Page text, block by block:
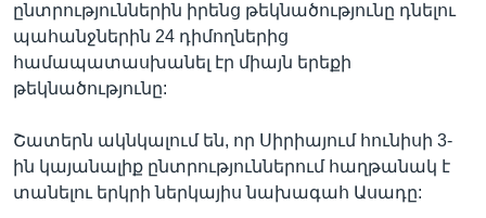
ընտրություններին իրենց թեկնածությունը դնելու
պահանջներին 24 դիմողներից
համապատասխանել էր միայն երեքի
թեկնածությունը:
Շատերն ակնկալում են, որ Սիրիայում հունիսի 3-
ին կայանալիք ընտրություններում հաղթանակ է
տանելու երկրի ներկայիս նախագահ Ասադը: